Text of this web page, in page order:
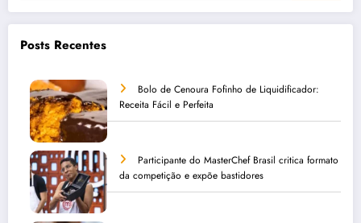
Posts Recentes
Bolo de Cenoura Fofinho de Liquidificador:
Receita Fácil e Perfeita
Participante do MasterChef Brasil critica formato
da competição e expõe bastidores